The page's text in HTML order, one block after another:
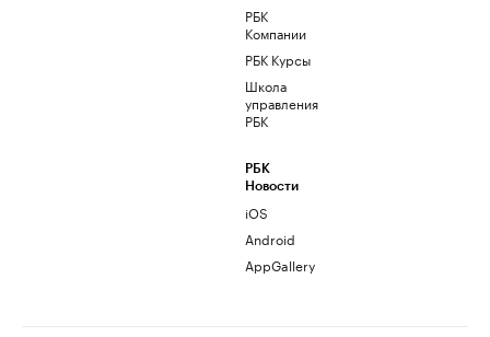
РБК
Компании
РБК Курсы
Школа
управления
РБК
РБК
Новости
iOS
Android
AppGallery